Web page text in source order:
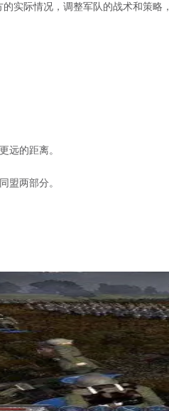
实际情况，调整军队的战术和策略
远的距离。
盟两部分。